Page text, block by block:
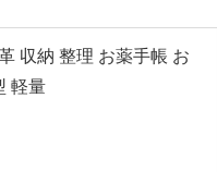
収納 整理 お薬手帳 お
軽量